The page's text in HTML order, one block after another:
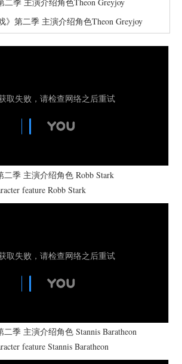
》第二季 主演介绍角色Theon Greyjoy
feature Robb Stark
feature Stannis Baratheon